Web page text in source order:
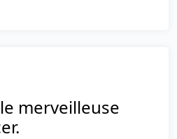
merveilleuse